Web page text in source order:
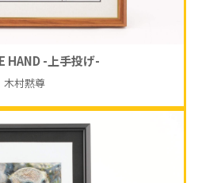
HAND -上手投げ-
木村黙尊